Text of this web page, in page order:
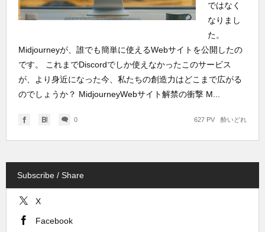
ではなく
なりまし
た。
Midjourneyが、誰でも簡単に使えるWebサイトを公開したの
です。 これまでDiscordでしか使えなかったこのサービス
が、より身近になった今、私たちの創造力はどこまで広がる
のでしょうか？ MidjourneyWebサイト解禁の衝撃 M...
0 酔いどれ
627 PV
Subscribe / Share
X
Facebook